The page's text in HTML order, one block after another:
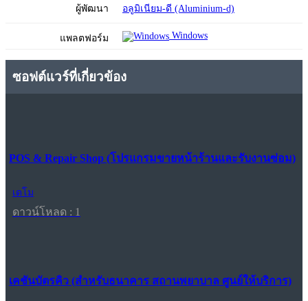
ผู้พัฒนา อลูมิเนียม-ดี (Aluminium-d)
แพลตฟอร์ม Windows
ซอฟต์แวร์ที่เกี่ยวข้อง
POS & Repair Shop (โปรแกรมขายหน้าร้านและรับงานซ่อม)
เดโม
ดาวน์โหลด : 1
เคชันบัตรคิว (สำหรับธนาคาร สถานพยาบาล ศูนย์ให้บริการ)